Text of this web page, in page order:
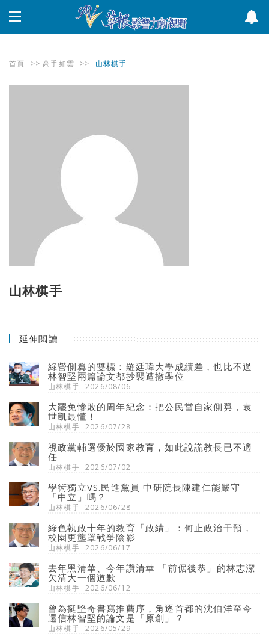
首頁 >>高手如雲 >> 山林棋手
山林棋手
延伸閱讀
綠營側翼的雙標：羅廷瑋大學成績差，也比不過
林智堅兩篇論文都抄襲遭撤學位
山林棋手 2026/08/06
大罷免慘敗的周年紀念：把公民當自家側翼，袁
世凱最懂！
山林棋手 2026/07/28
視政黨輔選優於國家教育，如此說謊教長已不適
任
山林棋手 2026/07/02
學術獨立VS.民進黨員 中研院長陳建仁能嚴守
「中立」嗎？
山林棋手 2026/06/28
綠色執政十年的教育「政績」：何止政治干預，
校園更壟罩戰爭陰影
山林棋手 2026/06/17
去年黑清華、今年讚清華 「前倨後恭」的林志潔
欠清大一個道歉
山林棋手 2026/06/12
曾為挺堅奇書寫推薦序，角逐首都的沈伯洋至今
還信林智堅的論文是「原創」？
山林棋手 2026/05/29